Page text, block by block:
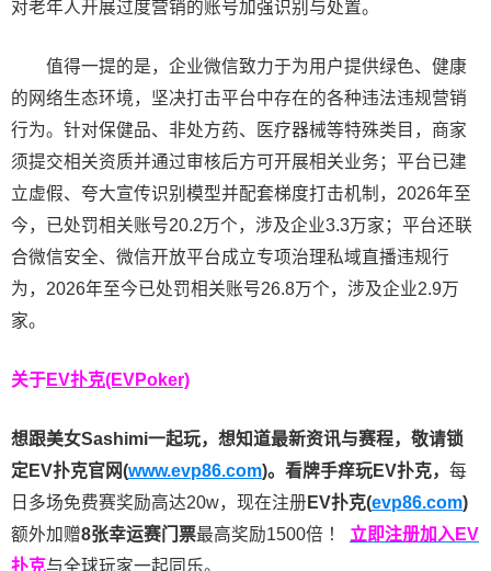
对老年人开展过度营销的账号加强识别与处置。
值得一提的是，企业微信致力于为用户提供绿色、健康
的网络生态环境，坚决打击平台中存在的各种违法违规营销
行为。针对保健品、非处方药、医疗器械等特殊类目，商家
须提交相关资质并通过审核后方可开展相关业务；平台已建
立虚假、夸大宣传识别模型并配套梯度打击机制，2026年至
今，已处罚相关账号20.2万个，涉及企业3.3万家；平台还联
合微信安全、微信开放平台成立专项治理私域直播违规行
为，2026年至今已处罚相关账号26.8万个，涉及企业2.9万
家。
关于EV扑克(EVPoker)
想跟美女Sashimi一起玩， 想知道最新资讯与赛程， 敬请锁
定EV扑克官网(www.evp86.com)。 看牌手痒玩EV扑克， 每
日多场免费赛奖励高达20w，现在注册 EV扑克(evp86.com)
额外加赠8张幸运赛门票最高奖励1500倍 ！ 立即注册加入EV
扑克与全球玩家一起同乐。